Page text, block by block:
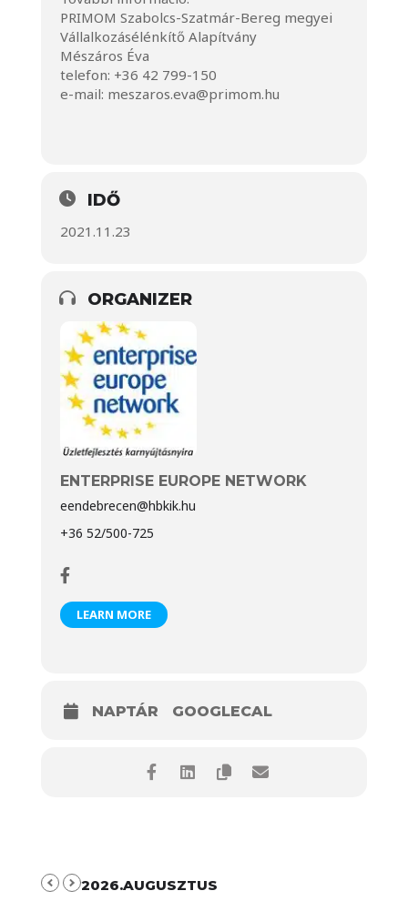
PRIMOM Szabolcs-Szatmár-Bereg megyei
Vállalkozásélénkítő Alapítvány
Mészáros Éva
telefon: +36 42 799-150
e-mail: meszaros.eva@primom.hu
IDŐ
2021.11.23
ORGANIZER
ENTERPRISE EUROPE NETWORK
eendebrecen@hbkik.hu
+36 52/500-725
LEARN MORE
NAPTÁR GOOGLECAL
2026.AUGUSZTUS